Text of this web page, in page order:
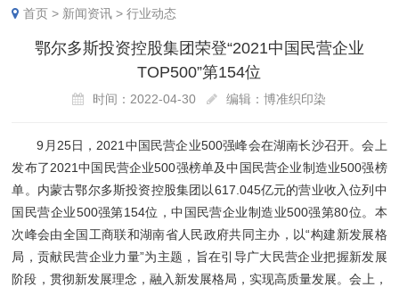
首页 > 新闻资讯 >行业动态
鄂尔多斯投资控股集团荣登“2021中国民营企业
TOP500”第154位
时间：2022-04-30 编辑：博准织印染
9月25日，2021中国民营企业500强峰会在湖南长沙召开。会上
发布了2021中国民营企业500强榜单及中国民营企业制造业500强榜
单。内蒙古鄂尔多斯投资控股集团以617.045亿元的营业收入位列中
国民营企业500强第154位，中国民营企业制造业500强第80位。本
次峰会由全国工商联和湖南省人民政府共同主办，以“构建新发展格
局，贡献民营企业力量”为主题，旨在引导广大民营企业把握新发展
阶段，贯彻新发展理念，融入新发展格局，实现高质量发展。会上，